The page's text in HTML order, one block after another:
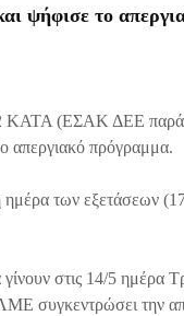
ψήφισε το
ΚΑΤΑ (ΕΣΑΚ ΔΕΕ
απεργιακό πρόγραμμα.
των εξετάσεων
στις 14/5 ημέρα
συγκεντρώσει την